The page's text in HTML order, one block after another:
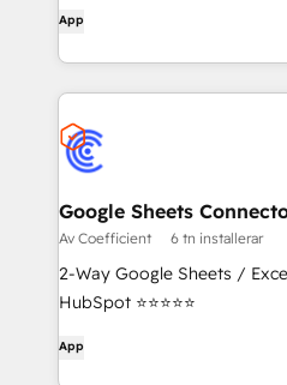
App
Google Sheets
Av Coefficient 6 tn installerar
2-Way Google Sheets /
HubSpot ⭐⭐⭐⭐⭐
App